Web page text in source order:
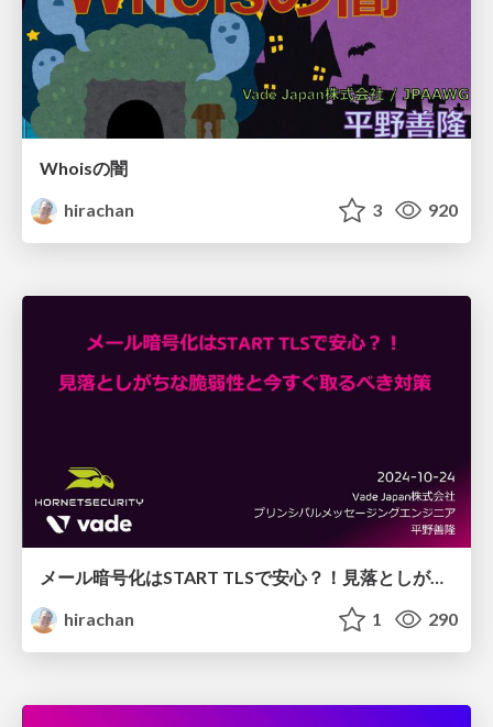
Whoisの闇
hirachan
3 920
メール暗号化はSTART TLSで安心？！見落としがちな脆弱性と今すぐ取るべき対策
hirachan
1 290